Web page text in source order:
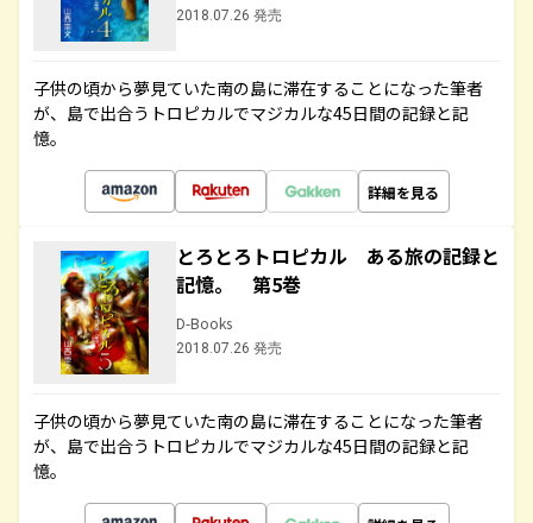
2018.07.26 発売
子供の頃から夢見ていた南の島に滞在することになった筆者
が、島で出合うトロピカルでマジカルな45日間の記録と記
憶。
詳細を見る
とろとろトロピカル ある旅の記録と
記憶。 第5巻
D-Books
2018.07.26 発売
子供の頃から夢見ていた南の島に滞在することになった筆者
が、島で出合うトロピカルでマジカルな45日間の記録と記
憶。